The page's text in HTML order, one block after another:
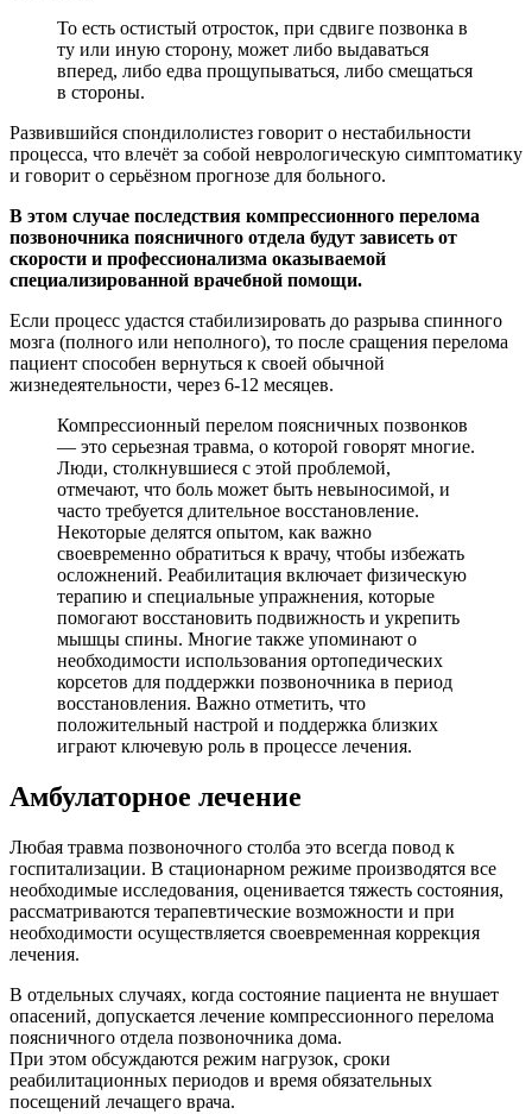
То есть остистый отросток, при сдвиге позвонка в
ту или иную сторону, может либо выдаваться
вперед, либо едва прощупываться, либо смещаться
в стороны.
Развившийся спондилолистез говорит о нестабильности
процесса, что влечёт за собой неврологическую симптоматику
и говорит о серьёзном прогнозе для больного.
В этом случае последствия компрессионного перелома
позвоночника поясничного отдела будут зависеть от
скорости и профессионализма оказываемой
специализированной врачебной помощи.
Если процесс удастся стабилизировать до разрыва спинного
мозга (полного или неполного), то после сращения перелома
пациент способен вернуться к своей обычной
жизнедеятельности, через 6-12 месяцев.
Компрессионный перелом поясничных позвонков
— это серьезная травма, о которой говорят многие.
Люди, столкнувшиеся с этой проблемой,
отмечают, что боль может быть невыносимой, и
часто требуется длительное восстановление.
Некоторые делятся опытом, как важно
своевременно обратиться к врачу, чтобы избежать
осложнений. Реабилитация включает физическую
терапию и специальные упражнения, которые
помогают восстановить подвижность и укрепить
мышцы спины. Многие также упоминают о
необходимости использования ортопедических
корсетов для поддержки позвоночника в период
восстановления. Важно отметить, что
положительный настрой и поддержка близких
играют ключевую роль в процессе лечения.
Амбулаторное лечение
Любая травма позвоночного столба это всегда повод к
госпитализации. В стационарном режиме производятся все
необходимые исследования, оценивается тяжесть состояния,
рассматриваются терапевтические возможности и при
необходимости осуществляется своевременная коррекция
лечения.
В отдельных случаях, когда состояние пациента не внушает
опасений, допускается лечение компрессионного перелома
поясничного отдела позвоночника дома.
При этом обсуждаются режим нагрузок, сроки
реабилитационных периодов и время обязательных
посещений лечащего врача.